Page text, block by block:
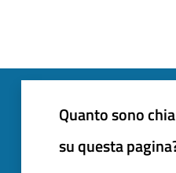
Quanto sono
su questa